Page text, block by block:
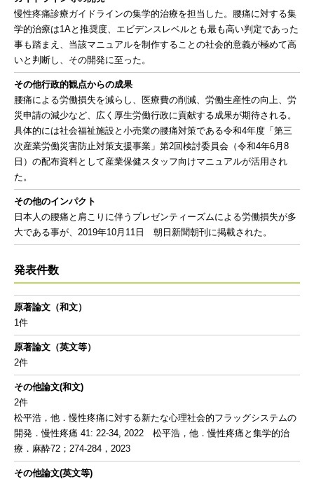
慢性疼痛診療ガイドラインの集学的治療を担当した。腰痛に対する集
学的治療は1Aと推奨度、エビデンスレベルとも最も高い判定であった
事も踏まえ、当該マニュアルを制作することの社会的意義が極めて高
いと判断し、その開発に至った。
その他行政的観点からの成果
腰痛による労働損失を減らし、医療費の削減、労働生産性の向上、労
災申請の減少など、広く厚生労働行政に貢献する成果が期待される。
具体的には社会福祉施設と小売業の腰痛対策である令和4年度「第三
次産業労働災害防止対策支援事業」第2回検討委員会（令和4年6月8
日）の配布資料として産業保健スタッフ向けマニュアルが活用され
た。
その他のインパクト
日本人の腰痛と肩こりに伴うプレゼンティーズムによる労働損失が多
大である事が、2019年10月11日 朝日新聞朝刊に掲載された。
発表件数
原著論文（和文）
1件
原著論文（英文等）
2件
その他論文(和文)
2件
松平浩，他．慢性疼痛に対する新たな心理社会的フラッグシステムの
開発．慢性疼痛 41: 22-34, 2022 松平浩，他．慢性疼痛と集学的治
療．麻酔72；274‐284，2023
その他論文(英文等)